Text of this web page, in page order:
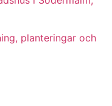
planteringar och